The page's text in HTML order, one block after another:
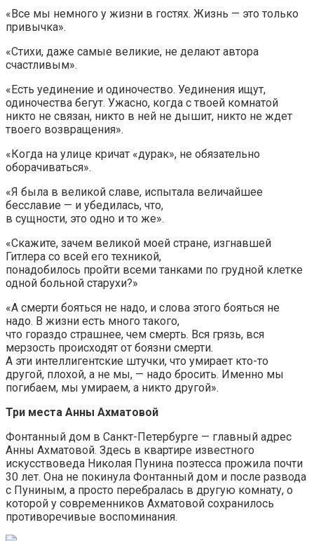
«Все мы немного у жизни в гостях. Жизнь — это только
привычка».
«Стихи, даже самые великие, не делают автора
счастливым».
«Есть уединение и одиночество. Уединения ищут,
одиночества бегут. Ужасно, когда с твоей комнатой
никто не связан, никто в ней не дышит, никто не ждет
твоего возвращения».
«Когда на улице кричат «дурак», не обязательно
оборачиваться».
«Я была в великой славе, испытала величайшее
бесславие — и убедилась, что,
в сущности, это одно и то же».
«Скажите, зачем великой моей стране, изгнавшей
Гитлера со всей его техникой,
понадобилось пройти всеми танками по грудной клетке
одной больной старухи?»
«А смерти бояться не надо, и слова этого бояться не
надо. В жизни есть много такого,
что гораздо страшнее, чем смерть. Вся грязь, вся
мерзость происходят от боязни смерти.
А эти интеллигентские штучки, что умирает кто-то
другой, плохой, а не мы, — надо бросить. Именно мы
погибаем, мы умираем, а никто другой».
Три места Анны Ахматовой
Фонтанный дом в Санкт-Петербурге — главный адрес
Анны Ахматовой. Здесь в квартире известного
искусствоведа Николая Пунина поэтесса прожила почти
30 лет. Она не покинула Фонтанный дом и после развода
с Пуниным, а просто перебралась в другую комнату, о
которой у современников Ахматовой сохранилось
противоречивые воспоминания.